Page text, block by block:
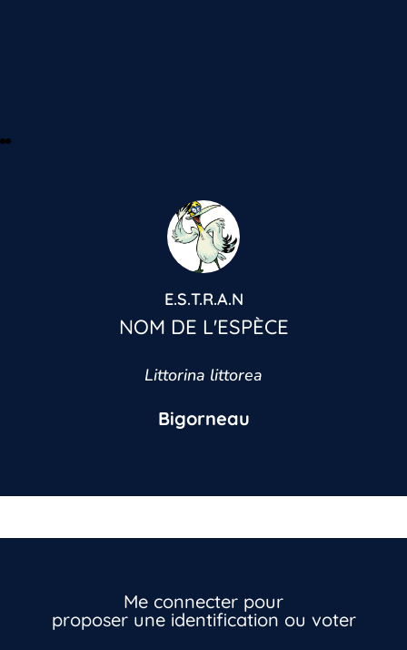
E.S.T.R.A.N
NOM DE L'ESPÈCE
Littorina littorea
Bigorneau
Me connecter pour
proposer une identification ou voter